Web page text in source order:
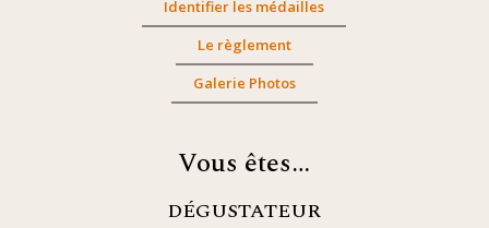
Identifier les médailles
Le règlement
Galerie Photos
Vous êtes…
DÉGUSTATEUR